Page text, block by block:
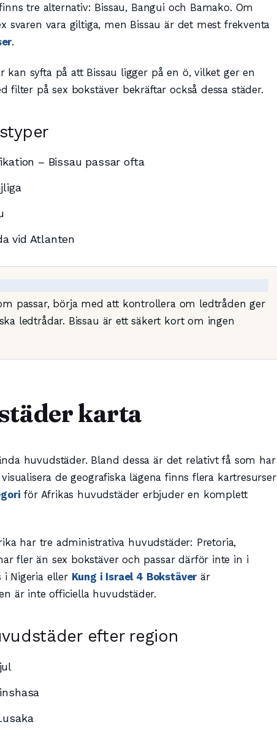
tre alternativ: Bissau, Bangui och Bamako. Om
svaren vara giltiga, men Bissau är det mest frekventa
.
kan syfta på att Bissau ligger på en ö, vilket ger en
filter på sex bokstäver bekräftar också dessa städer.
– Bissau passar ofta
vid Atlanten
passar, börja med att kontrollera om ledtråden ger
ledtrådar. Bissau är ett säkert kort om ingen
karta
huvudstäder. Bland dessa är det relativt få som har
de geografiska lägena finns flera kartresurser
för Afrikas huvudstäder erbjuder en komplett
har tre administrativa huvudstäder: Pretoria,
fler än sex bokstäver och passar därför inte in i
i Nigeria eller Kung i Israel 4 Bokstäver är
är inte officiella huvudstäder.
efter region